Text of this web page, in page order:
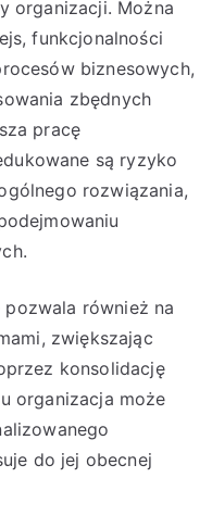
organizacji. Można
funkcjonalności
biznesowych,
zbędnych
pracę
są ryzyko
rozwiązania,
również na
zwiększając
konsolidację
organizacja może
do jej obecnej